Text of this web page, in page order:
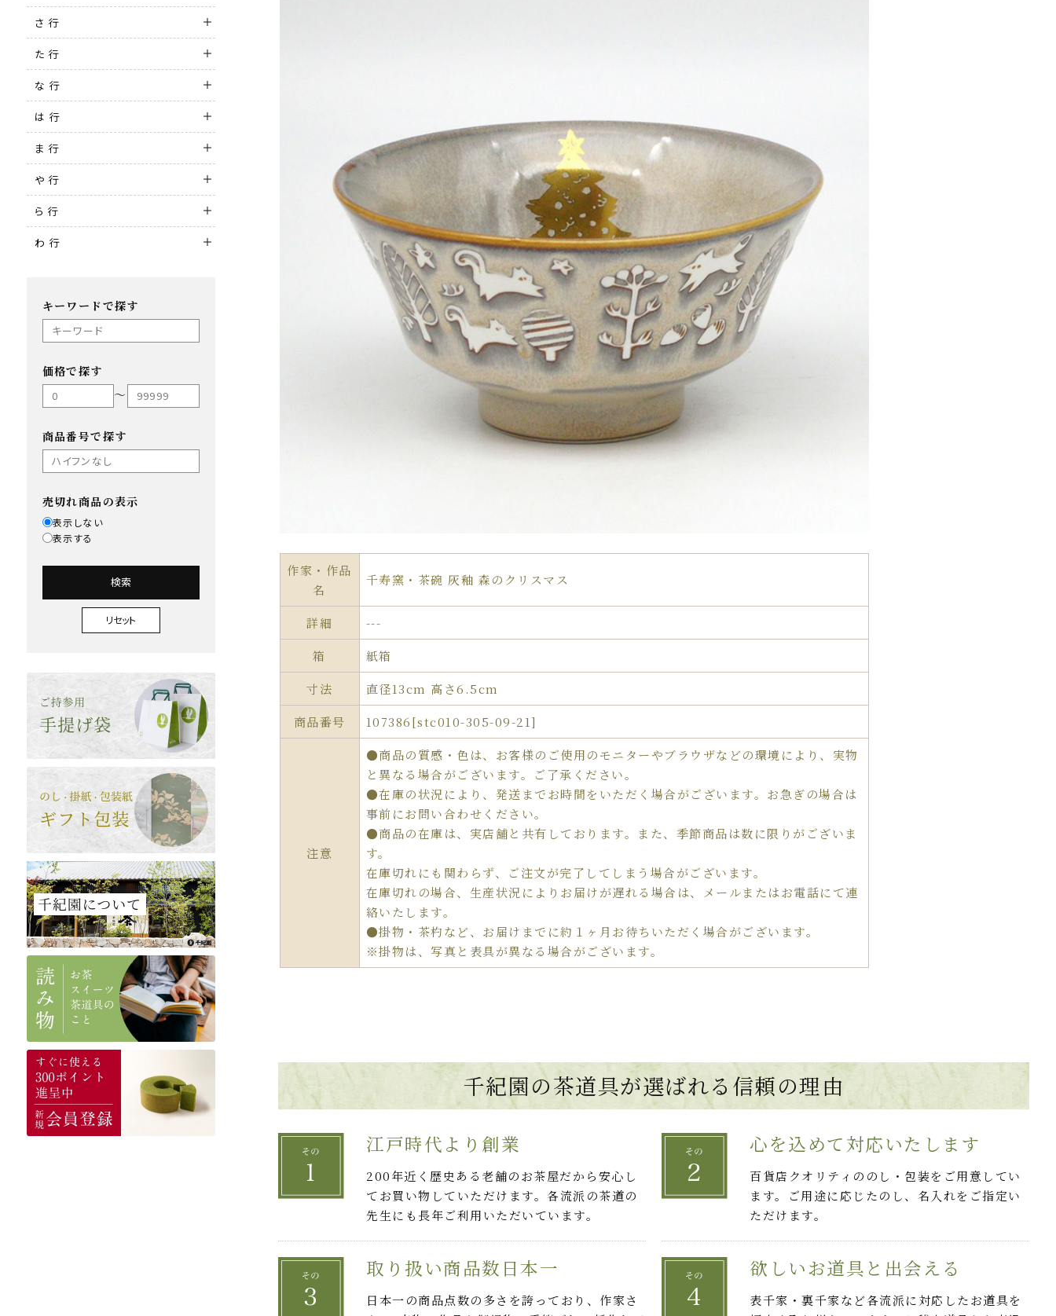
さ 行
た 行
な 行
は 行
ま 行
や 行
ら 行
わ 行
キーワードで探す
価格で探す
〜
商品番号で探す
売切れ商品の表示
表示しない
表示する
検索
リセット
作家・作品
名
千寿窯・茶碗 灰釉 森のクリスマス
詳細
---
箱
紙箱
寸法
直径13cm 高さ6.5cm
商品番号
107386[stc010-305-09-21]
注意
●商品の質感・色は、お客様のご使用のモニターやブラウザなどの環境により、実物
と異なる場合がございます。ご了承ください。
●在庫の状況により、発送までお時間をいただく場合がございます。お急ぎの場合は
事前にお問い合わせください。
●商品の在庫は、実店舗と共有しております。また、季節商品は数に限りがございま
す。
在庫切れにも関わらず、ご注文が完了してしまう場合がございます。
在庫切れの場合、生産状況によりお届けが遅れる場合は、メールまたはお電話にて連
絡いたします。
●掛物・茶杓など、お届けまでに約１ヶ月お待ちいただく場合がございます。
※掛物は、写真と表具が異なる場合がございます。
千紀園の茶道具が選ばれる 信頼の理由
江戸時代より創業
200年近く歴史ある老舗のお茶屋だから安心し
てお買い物していただけます。各流派の茶道の
先生にも長年ご利用いただいています。
心を込めて対応いたします
百貨店クオリティののし・包装をご用意してい
ます。ご用途に応じたのし、名入れをご指定い
ただけます。
取り扱い商品数日本一
日本一の商品点数の多さを誇っており、作家さ
欲しいお道具と出会える
表千家・裏千家など各流派に対応したお道具を